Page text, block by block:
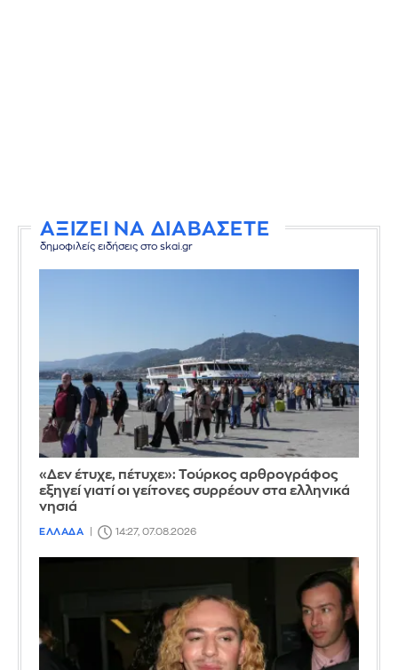
ΑΞΙΖΕΙ ΝΑ ΔΙΑΒΑΣΕΤΕ
δημοφιλείς ειδήσεις στο skai.gr
«Δεν έτυχε, πέτυχε»: Τούρκος αρθρογράφος
εξηγεί γιατί οι γείτονες συρρέουν στα ελληνικά
νησιά
ΕΛΛΑΔΑ 14:27, 07.08.2026